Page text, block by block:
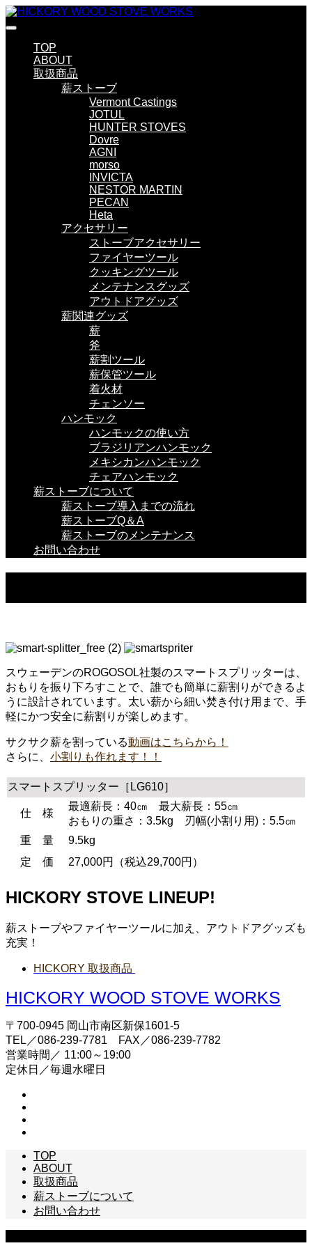
TOP
ABOUT
取扱商品
薪ストーブ
Vermont Castings
JOTUL
HUNTER STOVES
Dovre
AGNI
morso
INVICTA
NESTOR MARTIN
PECAN
Heta
アクセサリー
ストーブアクセサリー
ファイヤーツール
クッキングツール
メンテナンスグッズ
アウトドアグッズ
薪関連グッズ
薪
斧
薪割ツール
薪保管ツール
着火材
チェンソー
ハンモック
ハンモックの使い方
ブラジリアンハンモック
メキシカンハンモック
チェアハンモック
薪ストーブについて
薪ストーブ導入までの流れ
薪ストーブQ＆A
薪ストーブのメンテナンス
お問い合わせ
スウェーデンのROGOSOL社製のスマートスプリッターは、
おもりを振り下ろすことで、誰でも簡単に薪割りができるよ
うに設計されています。太い薪から細い焚き付け用まで、手
軽にかつ安全に薪割りが楽しめます。
サクサク薪を割っている動画はこちらから！
さらに、 小割りも作れます！！
スマートスプリッター［LG610］
仕 様
最適薪長：40㎝ 最大薪長：55㎝
おもりの重さ：3.5kg 刃幅(小割り用)：5.5㎝
重 量
9.5kg
定 価
27,000円（税込29,700円）
HICKORY STOVE LINEUP!
薪ストーブやファイヤーツールに加え、アウトドアグッズも
充実！
HICKORY 取扱商品
HICKORY WOOD STOVE WORKS
〒700-0945 岡山市南区新保1601-5
TEL／086-239-7781 FAX／086-239-7782
営業時間／ 11:00～19:00
定休日／毎週水曜日
TOP
ABOUT
取扱商品
薪ストーブについて
お問い合わせ